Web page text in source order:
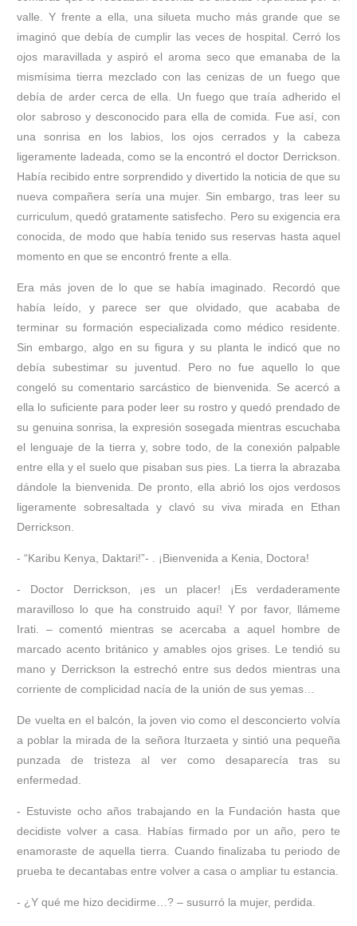
valle. Y frente a ella, una silueta mucho más grande que se
imaginó que debía de cumplir las veces de hospital. Cerró los
ojos maravillada y aspiró el aroma seco que emanaba de la
mismísima tierra mezclado con las cenizas de un fuego que
debía de arder cerca de ella. Un fuego que traía adherido el
olor sabroso y desconocido para ella de comida. Fue así, con
una sonrisa en los labios, los ojos cerrados y la cabeza
ligeramente ladeada, como se la encontró el doctor Derrickson.
Había recibido entre sorprendido y divertido la noticia de que su
nueva compañera sería una mujer. Sin embargo, tras leer su
curriculum, quedó gratamente satisfecho. Pero su exigencia era
conocida, de modo que había tenido sus reservas hasta aquel
momento en que se encontró frente a ella.
Era más joven de lo que se había imaginado. Recordó que
había leído, y parece ser que olvidado, que acababa de
terminar su formación especializada como médico residente.
Sin embargo, algo en su figura y su planta le indicó que no
debía subestimar su juventud. Pero no fue aquello lo que
congeló su comentario sarcástico de bienvenida. Se acercó a
ella lo suficiente para poder leer su rostro y quedó prendado de
su genuina sonrisa, la expresión sosegada mientras escuchaba
el lenguaje de la tierra y, sobre todo, de la conexión palpable
entre ella y el suelo que pisaban sus pies. La tierra la abrazaba
dándole la bienvenida. De pronto, ella abrió los ojos verdosos
ligeramente sobresaltada y clavó su viva mirada en Ethan
Derrickson.
- “Karibu Kenya, Daktari!”- . ¡Bienvenida a Kenia, Doctora!
- Doctor Derrickson, ¡es un placer! ¡Es verdaderamente
maravilloso lo que ha construido aquí! Y por favor, llámeme
Irati. – comentó mientras se acercaba a aquel hombre de
marcado acento británico y amables ojos grises. Le tendió su
mano y Derrickson la estrechó entre sus dedos mientras una
corriente de complicidad nacía de la unión de sus yemas…
De vuelta en el balcón, la joven vio como el desconcierto volvía
a poblar la mirada de la señora Iturzaeta y sintió una pequeña
punzada de tristeza al ver como desaparecía tras su
enfermedad.
- Estuviste ocho años trabajando en la Fundación hasta que
decidiste volver a casa. Habías firmado por un año, pero te
enamoraste de aquella tierra. Cuando finalizaba tu periodo de
prueba te decantabas entre volver a casa o ampliar tu estancia.
- ¿Y qué me hizo decidirme…? – susurró la mujer, perdida.